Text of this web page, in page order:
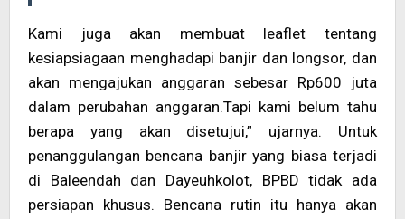
Kami juga akan membuat leaflet tentang
kesiapsiagaan menghadapi banjir dan longsor, dan
akan mengajukan anggaran sebesar Rp600 juta
dalam perubahan anggaran.Tapi kami belum tahu
berapa yang akan disetujui,” ujarnya. Untuk
penanggulangan bencana banjir yang biasa terjadi
di Baleendah dan Dayeuhkolot, BPBD tidak ada
persiapan khusus. Bencana rutin itu hanya akan